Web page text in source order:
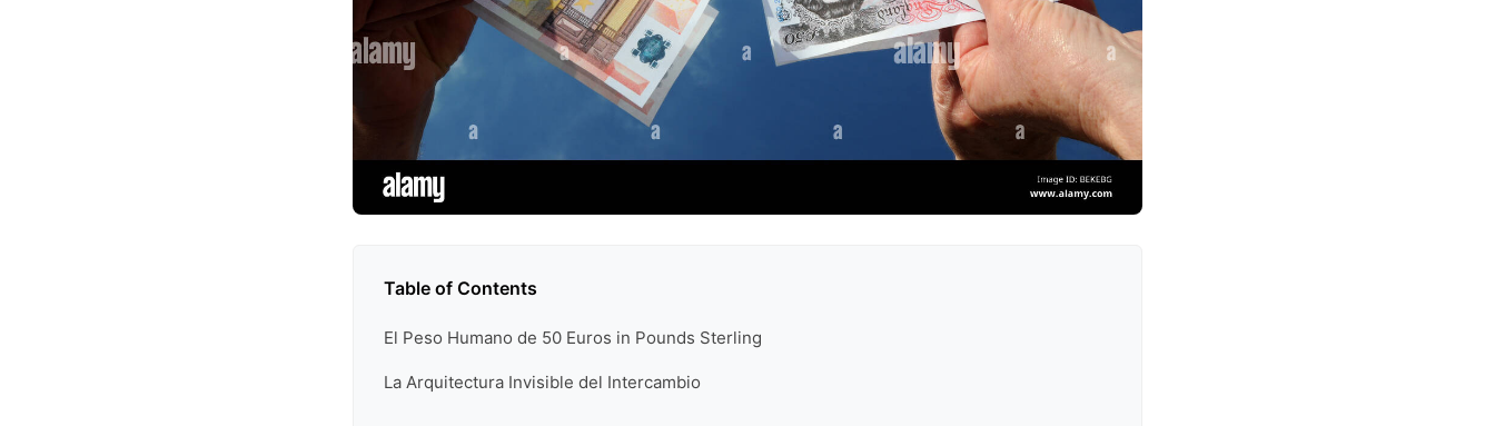
Table of Contents
El Peso Humano de 50 Euros in Pounds Sterling
La Arquitectura Invisible del Intercambio